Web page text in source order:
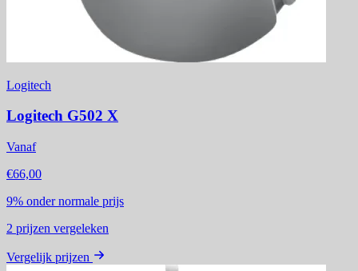
Logitech
Logitech G502 X
Vanaf
€66,00
9% onder normale prijs
2 prijzen vergeleken
Vergelijk prijzen